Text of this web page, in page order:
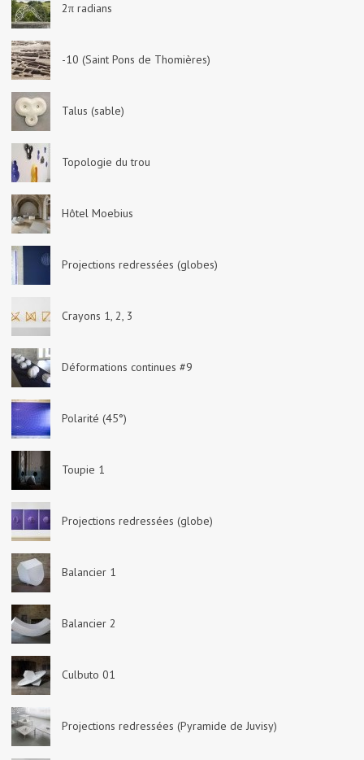
2π radians
-10 (Saint Pons de Thomières)
Talus (sable)
Topologie du trou
Hôtel Moebius
Projections redressées (globes)
Crayons 1, 2, 3
Déformations continues #9
Polarité (45°)
Toupie 1
Projections redressées (globe)
Balancier 1
Balancier 2
Culbuto 01
Projections redressées (Pyramide de Juvisy)